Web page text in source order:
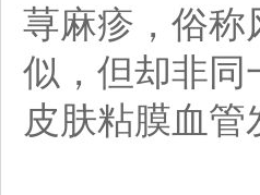
荨麻疹，俗称
似，但却非同
皮肤粘膜血